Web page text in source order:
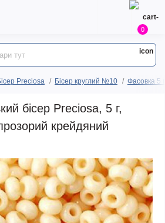
0
Preciosa Бісер круглий №10 Фасовка 5
бісер Preciosa, 5 г,
крейдяний